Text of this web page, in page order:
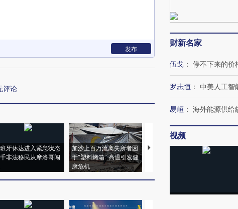
发布
评论
牙休达进入紧急状态
非法移民从摩洛哥闯
加沙上百万流离失所者困
于“塑料烤箱” 高温引发健
康危机
视线｜HYROX的吸金
马
财新名家
伍戈 ： 停不下来的价
罗志恒 ： 中美人工智
易峘 ： 海外能源供给
视频